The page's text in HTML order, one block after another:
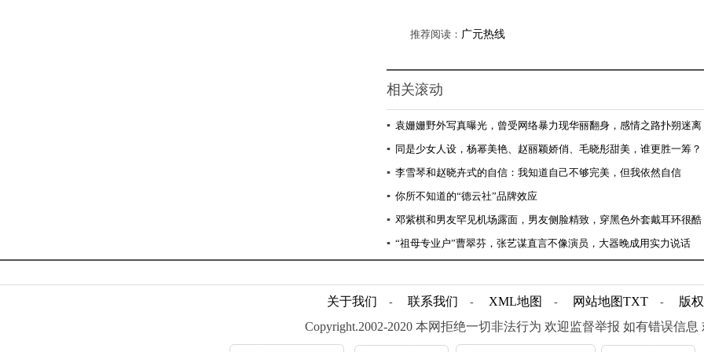
推荐阅读： 广元热线
相关滚动
▪ 袁姗姗野外写真曝光，曾受网络暴力现华丽翻身，感情之路扑朔迷离
▪ 同是少女人设，杨幂美艳、赵丽颖娇俏、毛晓彤甜美，谁更胜一筹？
▪ 李雪琴和赵晓卉式的自信：我知道自己不够完美，但我依然自信
▪ 你所不知道的“德云社”品牌效应
▪ 邓紫棋和男友罕见机场露面，男友侧脸精致，穿黑色外套戴耳环很酷
▪ “祖母专业户”曹翠芬，张艺谋直言不像演员，大器晚成用实力说话
关于我们 - 联系我们 - XML地图 - 网站地图TXT -
版
Copyright.2002-2020 本网拒绝一切非法行为 欢迎监督举报 如有错误信息